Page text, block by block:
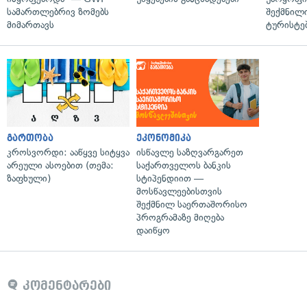
სამართლებრივ ზომებს
მიმართავს
გართობა
კროსვორდი: ააწყვე სიტყვა
არეული ასოებით (თემა:
ზაფხული)
ეკონომიკა
ისწავლე საზღვარგარეთ
საქართველოს ბანკის
სტიპენდიით —
მოსწავლეებისთვის
შექმნილ საერთაშორისო
პროგრამაზე მიღება
დაიწყო
კომენტარები